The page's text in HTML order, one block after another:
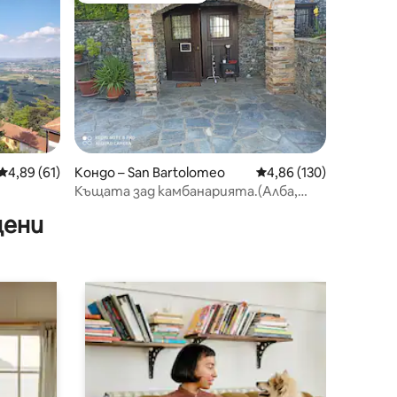
оценка: 4,89 от 5, 61 отзива
4,89 (61)
Кондо – San Bartolomeo Средна оценка: 4,86
4,86 (130)
Къщата зад камбанарията.(Алба,